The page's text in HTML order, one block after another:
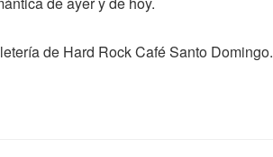
de Hard Rock Café Santo Domingo.